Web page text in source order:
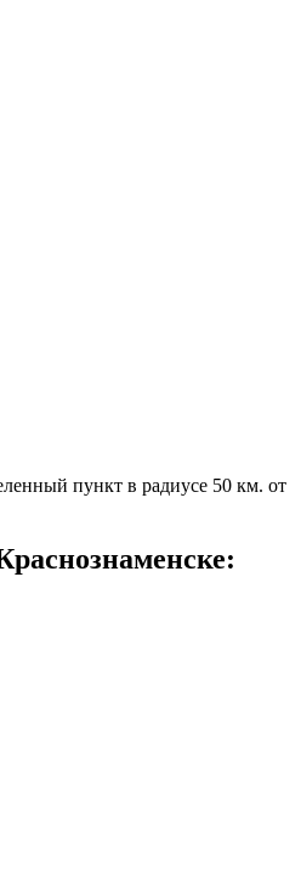
пункт в радиусе 50 км. от